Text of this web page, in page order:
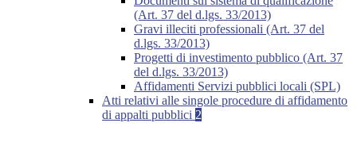
(Art. 37 del d.lgs. 33/2013)
Gravi illeciti professionali (Art. 37 del
d.lgs. 33/2013)
Progetti di investimento pubblico (Art. 37
del d.lgs. 33/2013)
Affidamenti Servizi pubblici locali (SPL)
Atti relativi alle singole procedure di affidamento
di appalti pubblici 2